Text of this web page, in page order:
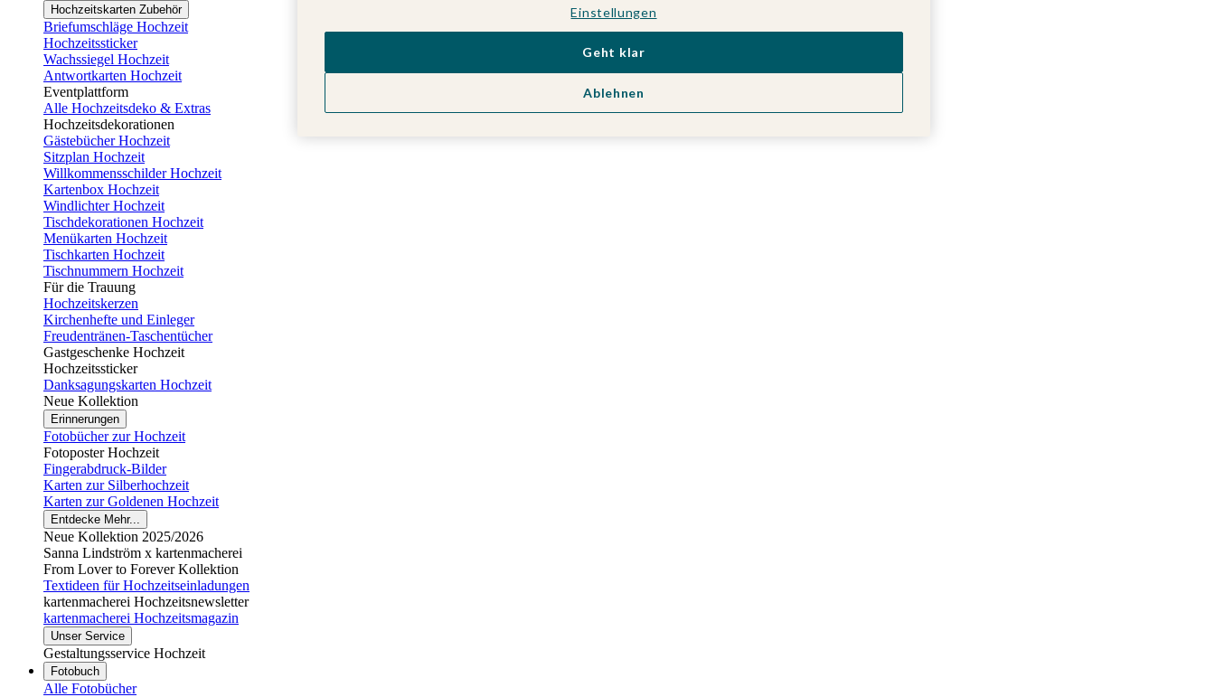
Hochzeitskarten Zubehör
Briefumschläge Hochzeit
Hochzeitssticker
Wachssiegel Hochzeit
Antwortkarten Hochzeit
Eventplattform
Alle Hochzeitsdeko & Extras
Hochzeitsdekorationen
Gästebücher Hochzeit
Sitzplan Hochzeit
Willkommensschilder Hochzeit
Kartenbox Hochzeit
Windlichter Hochzeit
Tischdekorationen Hochzeit
Menükarten Hochzeit
Tischkarten Hochzeit
Tischnummern Hochzeit
Für die Trauung
Hochzeitskerzen
Kirchenhefte und Einleger
Freudentränen-Taschentücher
Gastgeschenke Hochzeit
Hochzeitssticker
Danksagungskarten Hochzeit
Neue Kollektion
Erinnerungen
Fotobücher zur Hochzeit
Fotoposter Hochzeit
Fingerabdruck-Bilder
Karten zur Silberhochzeit
Karten zur Goldenen Hochzeit
Entdecke Mehr...
Neue Kollektion 2025/2026
Sanna Lindström x kartenmacherei
From Lover to Forever Kollektion
Textideen für Hochzeitseinladungen
kartenmacherei Hochzeitsnewsletter
kartenmacherei Hochzeitsmagazin
Unser Service
Gestaltungsservice Hochzeit
Fotobuch
Alle Fotobücher
Einstellungen
Ablehnen
Geht klar